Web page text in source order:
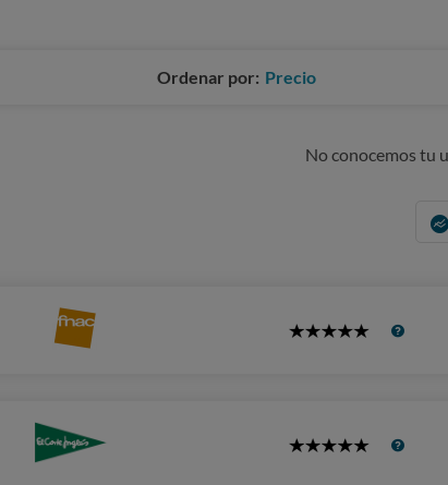
Ordenar por: Precio
No conocemos tu
5
5